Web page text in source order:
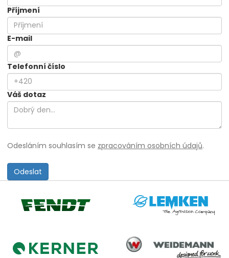
Příjmení
E-mail
Telefonní číslo
Váš dotaz
Odesláním souhlasím se zpracováním osobních údajů.
Fendt Lemken
Kerner
Weidemann